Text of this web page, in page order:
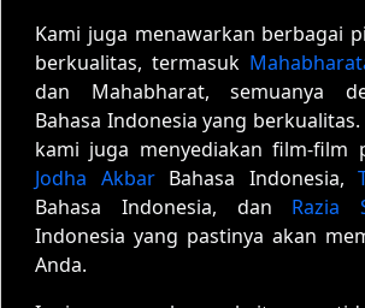
Kami juga menawarkan berbagai
berkualitas, termasuk
dan Mahabharat, semuanya
Bahasa Indonesia yang
kami juga menyediakan film-film
Jodha AkbarBahasa Indonesia,
Bahasa Indonesia, dan Razia
Indonesia yang pastinya akan
Anda.